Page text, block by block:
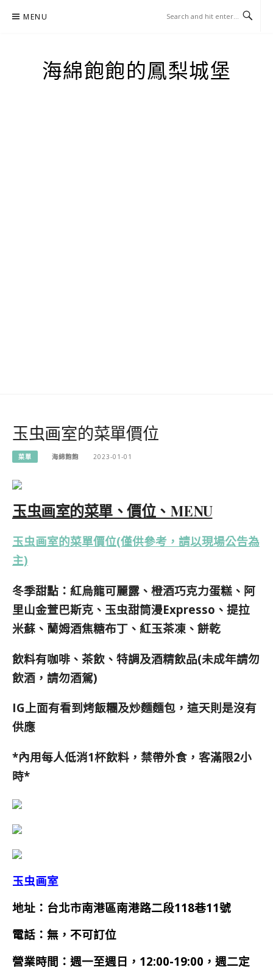
MENU
海綿飽飽的鳳梨城堡
玉虫画室的菜單價位
菜單 海綿飽飽 2023-01-01
玉虫画室的菜單、價位、MENU
玉虫画室的菜單價位(僅供參考，請以現場公告為
主)
冬季甜點：紅烏龍可麗露、橙酒巧克力蛋糕、阿
里山金萱巴斯克、玉虫甜筒漫Expresso、提拉
米蘇、蘭姆酒焦糖布丁、紅玉茶凍、餅乾
飲料有咖啡、茶飲、特調及酒精飲品(未成年請勿
飲酒，請勿酒駕)
IG上面有看到烤飯糰及炒麵麵包，這天則是沒有
供應
*內用每人低消1杯飲料，禁帶外食，客滿限2小
時*
玉虫画室
地址：台北市南港區南港路二段118巷11號
電話： 無，不可訂位
營業時間： 週一至週日，12:00-19:00，週二定